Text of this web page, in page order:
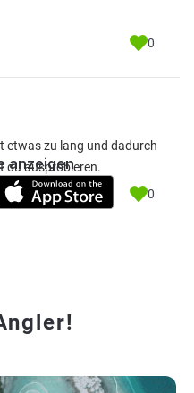
0
etwas zu lang und dadurch
du ausprobieren.
0
anzeigen